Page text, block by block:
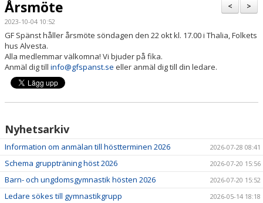
OM KLUBBEN
STYRELSE
AVGIFTER
BILDGALLERI
FÖRENINGSKLÄDER
>
<
Årsmöte
2023-10-04 10:52
GF Spänst håller årsmöte söndagen den 22 okt kl. 17.00 i Thalia, Folkets
hus Alvesta.
Alla medlemmar välkomna! Vi bjuder på fika.
Anmäl dig till info@gfspanst.se eller anmäl dig till din ledare.
Nyhetsarkiv
Information om anmälan till höstterminen 2026 2026-07-28 08:41
Schema gruppträning höst 2026 2026-07-20 15:56
Barn- och ungdomsgymnastik hösten 2026 2026-07-20 15:52
Ledare sökes till gymnastikgrupp 2026-05-14 18:18